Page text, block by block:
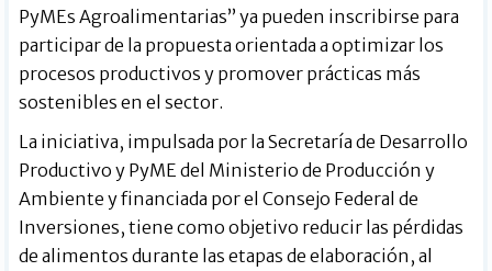
PyMEs Agroalimentarias” ya pueden inscribirse para
participar de la propuesta orientada a optimizar los
procesos productivos y promover prácticas más
sostenibles en el sector.
La iniciativa, impulsada por la Secretaría de Desarrollo
Productivo y PyME del Ministerio de Producción y
Ambiente y financiada por el Consejo Federal de
Inversiones, tiene como objetivo reducir las pérdidas
de alimentos durante las etapas de elaboración, al